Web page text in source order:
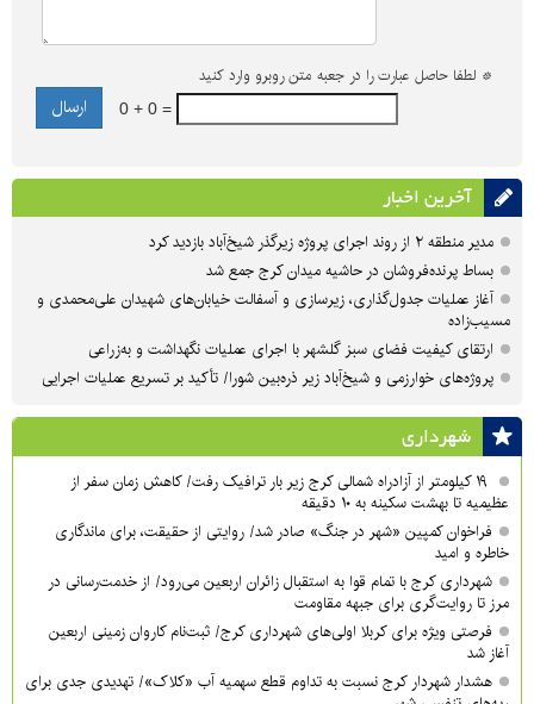
* لطفا حاصل عبارت را در جعبه متن روبرو وارد کنید
0 + 0 =
آخرین اخبار
مدیر منطقه ۲ از روند اجرای پروژه زیرگذر شیخ‌آباد بازدید کرد
بساط پرنده‌فروشان در حاشیه میدان کرج جمع شد
آغاز عملیات جدول‌گذاری، زیرسازی و آسفالت خیابان‌های شهیدان علی‌محمدی و
مسیب‌زاده
ارتقای کیفیت فضای سبز گلشهر با اجرای عملیات نگهداشت و به‌زراعی
پروژه‌های خوارزمی و شیخ‌آباد زیر ذره‌بین شورا/ تأکید بر تسریع عملیات اجرایی
شهرداری
۱۹ کیلومتر از آزادراه شمالی کرج زیر بار ترافیک رفت/ کاهش زمان سفر از
عظیمیه تا بهشت سکینه به ۱۰ دقیقه
فراخوان کمپین «شهر در جنگ» صادر شد/ روایتی از حقیقت، برای ماندگاری
خاطره و امید
شهرداری کرج با تمام قوا به استقبال زائران اربعین می‌رود/ از خدمت‌رسانی در
مرز تا روایت‌گری برای جبهه مقاومت
فرصتی ویژه برای کربلا اولی‌های شهرداری کرج/ ثبت‌نام کاروان زمینی اربعین
آغاز شد
هشدار شهردار کرج نسبت به تداوم قطع سهمیه آب «کلاک»/ تهدیدی جدی برای